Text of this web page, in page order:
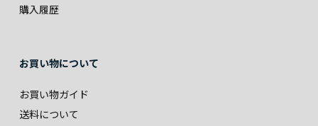
購入履歴
お買い物について
お買い物ガイド
送料について